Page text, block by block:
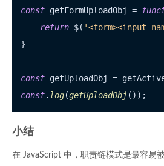
const getFormUploadObj =
return $( '<form><input
}
const getUploadObj =
const. log(getUploadObj
小结
在 JavaScript 中，职责链模式是最容易